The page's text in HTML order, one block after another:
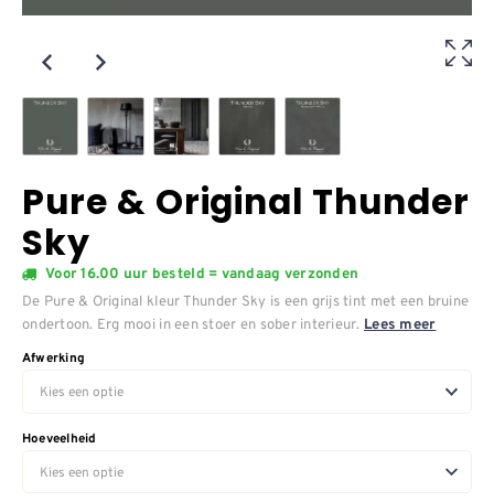
Pure & Original Thunder
Sky
Voor 16.00 uur besteld = vandaag verzonden
De Pure & Original kleur Thunder Sky is een grijs tint met een bruine
ondertoon. Erg mooi in een stoer en sober interieur. Lees meer
Afwerking
Hoeveelheid